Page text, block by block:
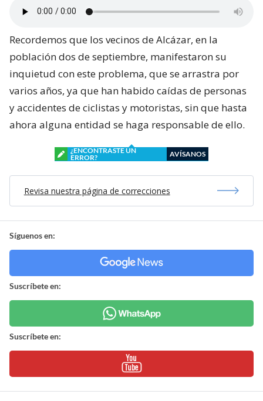
Recordemos que los vecinos de Alcázar, en la
población dos de septiembre, manifestaron su
inquietud con este problema, que se arrastra por
varios años, ya que han habido caídas de personas
y accidentes de ciclistas y motoristas, sin que hasta
ahora alguna entidad se haga responsable de ello.
¿ENCONTRASTE UN
ERROR?
AVÍSANOS
Revisa nuestra página de correcciones
Síguenos en:
Suscríbete en:
Suscríbete en: